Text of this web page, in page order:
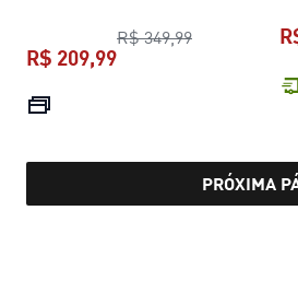
R$ 349,99preço original
R$ 209,99
PRÓXIMA